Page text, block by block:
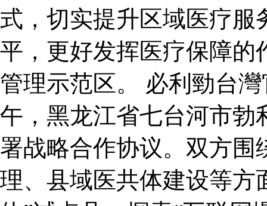
式，切实提升区域医疗服
平，更好发挥医疗保障的
管理示范区。 必利勁台
午，黑龙江省七台河市勃
署战略合作协议。双方围
理、县域医共体建设等方